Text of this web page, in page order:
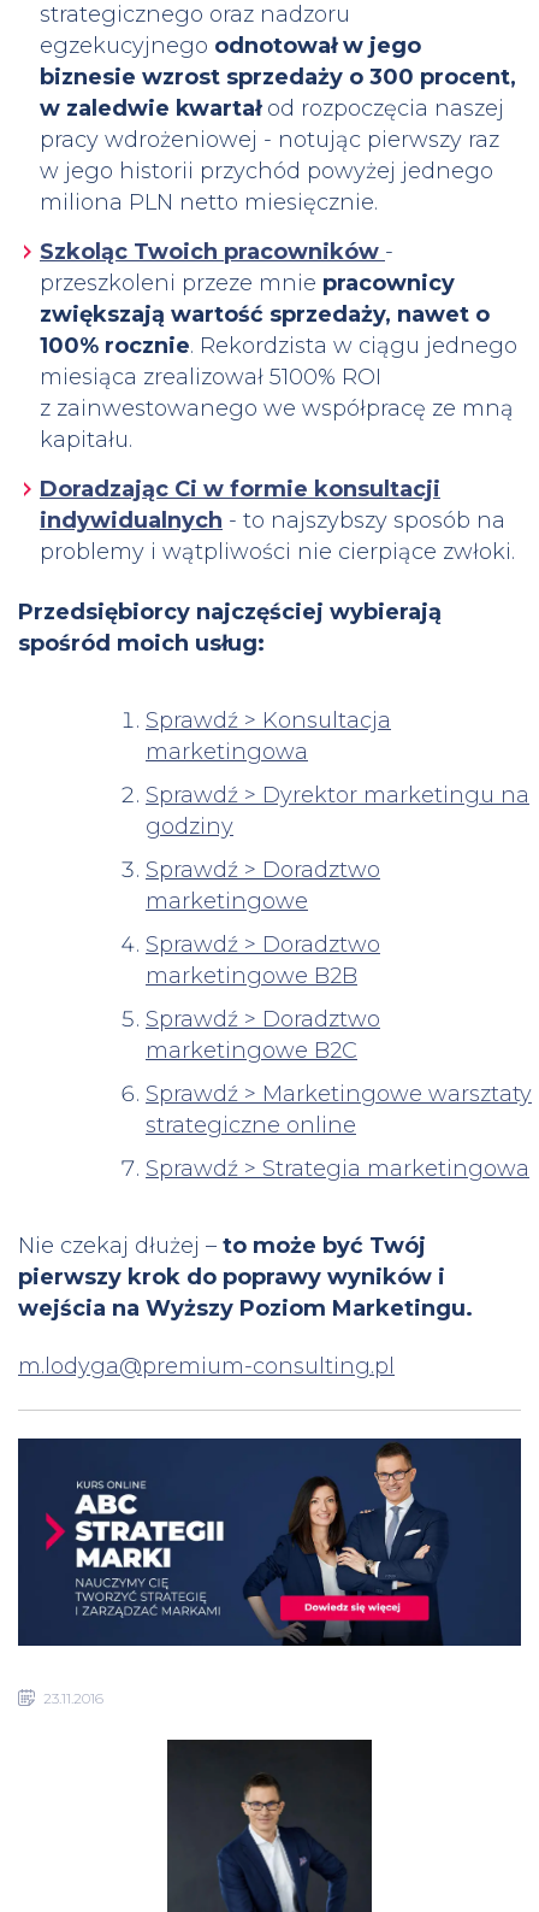
strategicznego oraz nadzoru
egzekucyjnego odnotował w jego
biznesie wzrost sprzedaży o 300 procent,
w zaledwie kwartałod rozpoczęcia naszej
pracy wdrożeniowej - notując pierwszy raz
w jego historii przychód powyżej jednego
miliona PLN netto miesięcznie.
Szkoląc Twoich pracowników -
przeszkoleni przeze mnie pracownicy
zwiększają wartość sprzedaży, nawet o
100% rocznie. Rekordzista w ciągu jednego
miesiąca zrealizował 5100% ROI
z zainwestowanego we współpracę ze mną
kapitału.
Doradzając Ci w formie konsultacji
indywidualnych - to najszybszy sposób na
problemy i wątpliwości nie cierpiące zwłoki.
Przedsiębiorcy najczęściej wybierają
spośród moich usług:
Sprawdź > Konsultacja
marketingowa
Sprawdź > Dyrektor marketingu na
godziny
Sprawdź > Doradztwo
marketingowe
Sprawdź > Doradztwo
marketingowe B2B
Sprawdź > Doradztwo
marketingowe B2C
Sprawdź > Marketingowe warsztaty
strategiczne online
Sprawdź > Strategia marketingowa
Nie czekaj dłużej – to może być Twój
pierwszy krok do poprawy wyników i
wejścia na Wyższy Poziom Marketingu.
m.lodyga@premium-consulting.pl
23.11.2016